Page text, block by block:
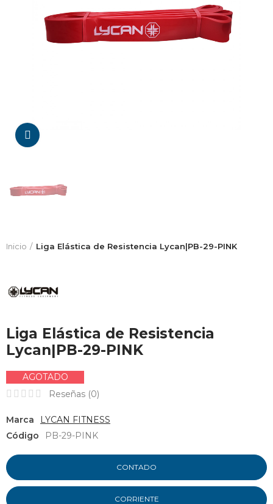
Inicio Liga Elástica de Resistencia Lycan|PB-29-PINK
Liga Elástica de Resistencia
Lycan|PB-29-PINK
AGOTADO
Reseñas (0)
Marca
LYCAN FITNESS
Código
PB-29-PINK
CONTADO
CORRIENTE